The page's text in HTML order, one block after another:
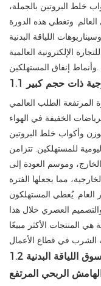
خلط البروتين بالجملة،
وتغطي هذه الدورة
اللياقة البدنية
الإلكترونية العالمية
وأنماط إنفاق المستهلكين.
ذات حجم كبير
الطلب العالمي
الخفيفة في الهواء
وأكواب خلط البروتين
للمستهلكين. تتزامن
وموسم العودة إلى
مما يجعلها الفترة
العام. يُعطي المستهلكون
والتصميم العصري خلال هذا
هي المنتجات الأكثر مبيعًا
1.2 سبتمبر - فبراير: الاحتفاظ بالعملاء في سوق اللياقة البدنية
الربحي المرتفع